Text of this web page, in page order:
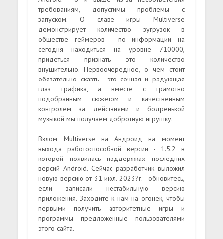
требованиям, допустимы проблемы с
запуском. О славе игры Multiverse
демонстрирует количество зугрузок в
обществе геймеров - по информации на
сегодня находиться на уровне 710000,
придеться признать, это количество
внушительно. Первоочередное, о чем стоит
обязательно сказть - это сочная и радующая
глаз графика, а вместе с грамотно
подобранным сюжетом и качественным
контролем за действиями и бодренькой
музыкой мы получаем добротную игрушку.
Взлом Multiverse на Андроид на момент
выхода работоспособной версии - 1.5.2 в
которой появилась поддержках последних
версий Android. Сейчас разработчик выложил
новую версию от 31 июл. 2023?г. - обновитесь,
если записали нестабильную версию
приложения. Заходите к нам на огонек, чтобы
первыми получить авторитетные игры и
программы предложенные пользователями
этого сайта.